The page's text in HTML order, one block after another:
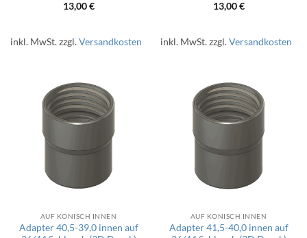
13,00€
inkl. MwSt.zzgl.Versandkosten
13,00€
inkl. MwSt.zzgl.Versandkosten
AUF KONISCH INNEN
Adapter 40,5-39,0 innen auf
AUF KONISCH INNEN
Adapter 41,5-40,0 innen auf